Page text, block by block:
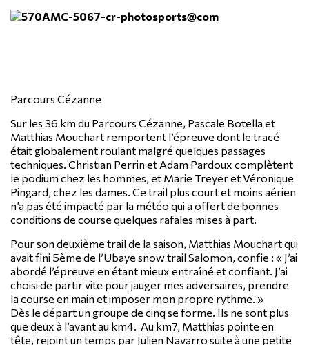
Parcours Cézanne
Sur les 36 km du Parcours Cézanne, Pascale Botella et
Matthias Mouchart remportent l’épreuve dont le tracé
était globalement roulant malgré quelques passages
techniques. Christian Perrin et Adam Pardoux complètent
le podium chez les hommes, et Marie Treyer et Véronique
Pingard, chez les dames. Ce trail plus court et moins aérien
n’a pas été impacté par la météo qui a offert de bonnes
conditions de course quelques rafales mises à part.
Pour son deuxième trail de la saison, Matthias Mouchart qui
avait fini 5ème de l’Ubaye snow trail Salomon, confie : « J’ai
abordé l’épreuve en étant mieux entraîné et confiant. J’ai
choisi de partir vite pour jauger mes adversaires, prendre
la course en main et imposer mon propre rythme. »
Dès le départ un groupe de cinq se forme. Ils ne sont plus
que deux à l’avant au km4. Au km7, Matthias pointe en
tête, rejoint un temps par Julien Navarro suite à une petite